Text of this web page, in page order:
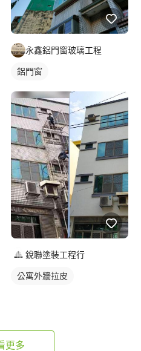
永鑫鋁門窗玻璃工程
鋁門窗
銳聯塗裝工程行
公寓外牆拉皮
更多